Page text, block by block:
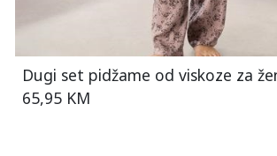
Dugi set pidžame od viskoze za
65,95 KM